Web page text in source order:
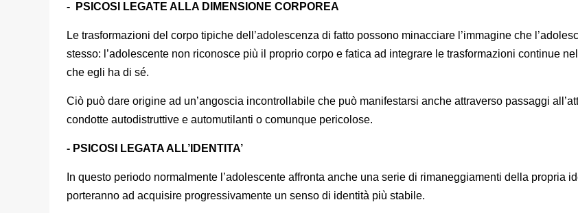
- PSICOSI LEGATE ALLA DIMENSIONE CORPOREA
Le trasformazioni del corpo tipiche dell’adolescenza di fatto possono minacciare l’immagine che
stesso: l’adolescente non riconosce più il proprio corpo e fatica ad integrare le trasformazioni continue
che egli ha di sé.
Ciò può dare origine ad un’angoscia incontrollabile che può manifestarsi anche attraverso passaggi
condotte autodistruttive e automutilanti o comunque pericolose.
- PSICOSI LEGATA ALL’IDENTITA’
In questo periodo normalmente l’adolescente affronta anche una serie di rimaneggiamenti della propria
porteranno ad acquisire progressivamente un senso di identità più stabile.